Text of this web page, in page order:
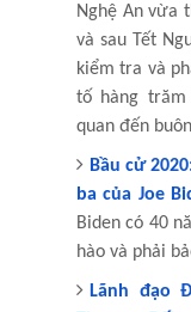
Nghệ An vừa
và sau Tết
kiểm tra và
tố hàng
quan đến
Bầu cử
ba của Joe
Biden có 40
hào và phải
Lãnh đạo